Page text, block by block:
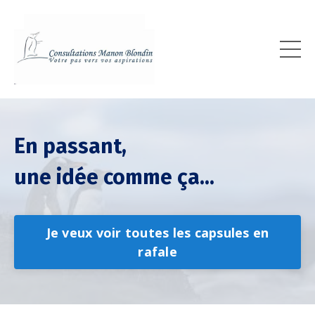
En passant,
une idée comme ça...
Je veux voir toutes les capsules en
rafale